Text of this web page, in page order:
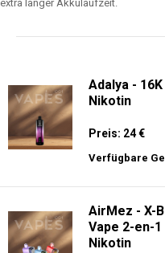
extra langer Akkulaufzeit.
Adalya -
Nikotin
Preis: 24 €
Verfügbare
AirMez - X-
Vape 2-en-
Nikotin